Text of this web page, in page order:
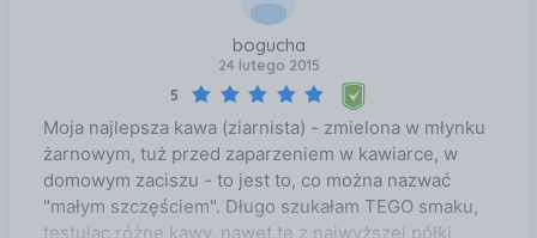
bogucha
24 lutego 2015
5
Moja najlepsza kawa (ziarnista) - zmielona w młynku
żarnowym, tuż przed zaparzeniem w kawiarce, w
domowym zaciszu - to jest to, co można nazwać
"małym szczęściem". Długo szukałam TEGO smaku,
testując różne kawy, nawet te z najwyższej półki